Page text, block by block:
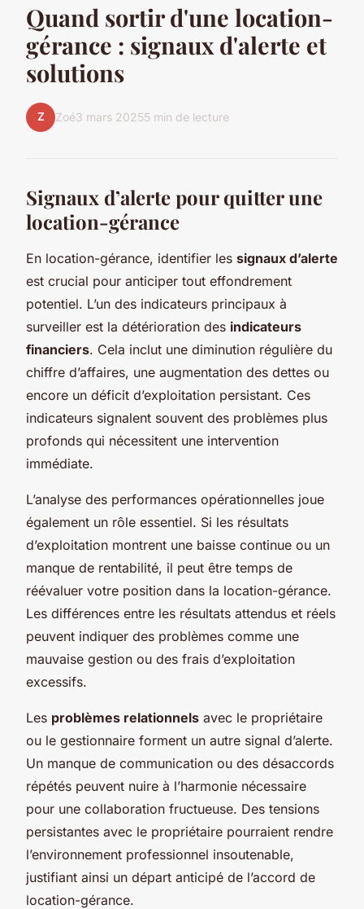
Quand sortir d'une location-
gérance : signaux d'alerte et
solutions
Z Zoé3 mars 20255 min de lecture
Signaux d’alerte pour quitter une
location-gérance
En location-gérance, identifier les signaux d’alerte
est crucial pour anticiper tout effondrement
potentiel. L’un des indicateurs principaux à
surveiller est la détérioration des indicateurs
financiers. Cela inclut une diminution régulière du
chiffre d’affaires, une augmentation des dettes ou
encore un déficit d’exploitation persistant. Ces
indicateurs signalent souvent des problèmes plus
profonds qui nécessitent une intervention
immédiate.
L’analyse des performances opérationnelles joue
également un rôle essentiel. Si les résultats
d’exploitation montrent une baisse continue ou un
manque de rentabilité, il peut être temps de
réévaluer votre position dans la location-gérance.
Les différences entre les résultats attendus et réels
peuvent indiquer des problèmes comme une
mauvaise gestion ou des frais d’exploitation
excessifs.
Les problèmes relationnels avec le propriétaire
ou le gestionnaire forment un autre signal d’alerte.
Un manque de communication ou des désaccords
répétés peuvent nuire à l’harmonie nécessaire
pour une collaboration fructueuse. Des tensions
persistantes avec le propriétaire pourraient rendre
l’environnement professionnel insoutenable,
justifiant ainsi un départ anticipé de l’accord de
location-gérance.